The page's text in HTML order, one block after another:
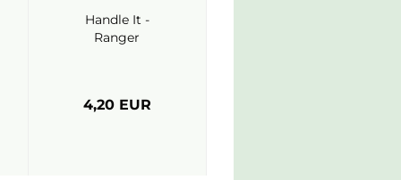
Handle It -
Ranger
4,20 EUR